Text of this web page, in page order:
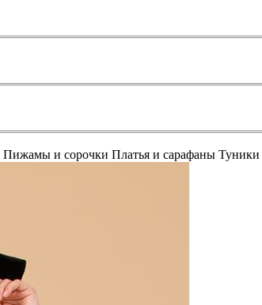
Пижамы и сорочки Платья и сарафаны Туники